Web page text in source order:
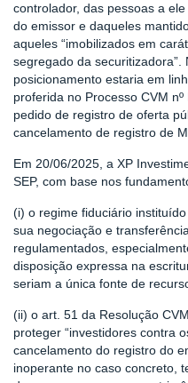
controlador, das pessoas a
do emissor e daqueles
aqueles “imobilizados em
segregado da securitizadora”.
posicionamento estaria em
proferida no Processo CVM
pedido de registro de oferta
cancelamento de registro de
Em 20/06/2025, a XP
SEP, com base nos
(i) o regime fiduciário
sua negociação e
regulamentados,
disposição expressa na
seriam a única fonte de
(ii) o art. 51 da Resolução
proteger “investidores contra
cancelamento do registro do
inoperante no caso concreto,